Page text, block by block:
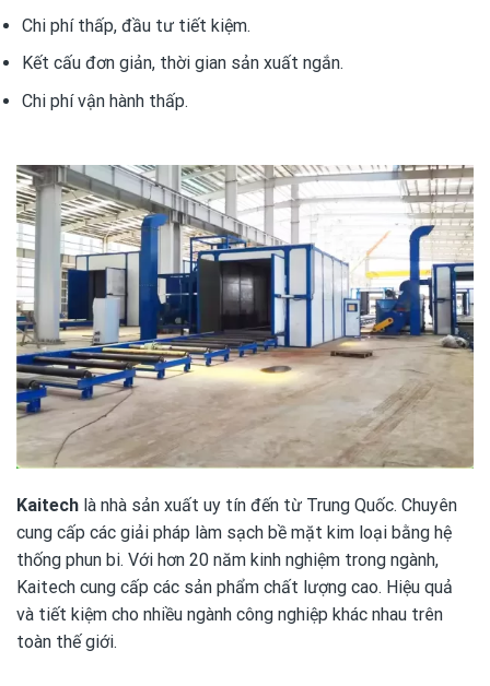
Chi phí thấp, đầu tư tiết kiệm.
Kết cấu đơn giản, thời gian sản xuất ngắn.
Chi phí vận hành thấp.
Kaitech là nhà sản xuất uy tín đến từ Trung Quốc. Chuyên
cung cấp các giải pháp làm sạch bề mặt kim loại bằng hệ
thống phun bi. Với hơn 20 năm kinh nghiệm trong ngành,
Kaitech cung cấp các sản phẩm chất lượng cao. Hiệu quả
và tiết kiệm cho nhiều ngành công nghiệp khác nhau trên
toàn thế giới.